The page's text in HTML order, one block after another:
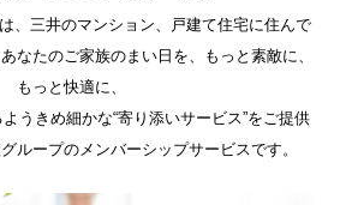
、三井のマンション、戸建て住宅に住んで
なたのご家族のまい日を、もっと素敵に、
もっと快適に、
うきめ細かな“寄り添いサービス”をご提供
ループのメンバーシップサービスです。